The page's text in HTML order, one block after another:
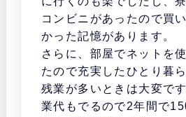
コンビニがあったので買
かった記憶があります。
さらに、部屋でネットを
たので充実したひとり暮
残業が多いときは大変で
業代もでるので2年間で